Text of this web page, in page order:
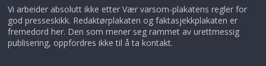
Vi arbeider absolutt ikke etter Vær varsom-plakatens regler for
god presseskikk. Redaktørplakaten og faktasjekkplakaten er
fremedord her. Den som mener seg rammet av urettmessig
publisering, oppfordres ikke til å ta kontakt.